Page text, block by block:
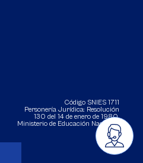
Código SNIES 1711
Personería Jurídica: Resolución
130 del 14 de enero de 1980.
Ministerio de Educación Nacional.